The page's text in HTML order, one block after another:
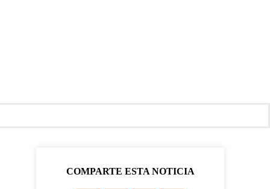
COMPARTE ESTA NOTICIA